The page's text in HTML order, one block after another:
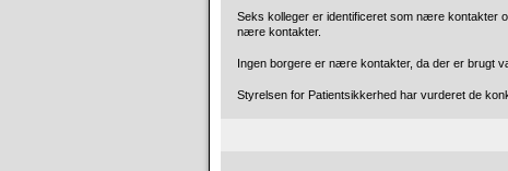
Seks kolleger er identificeret som nære kontakter
nære kontakter.
Ingen borgere er nære kontakter, da der er brugt
Styrelsen for Patientsikkerhed har vurderet de